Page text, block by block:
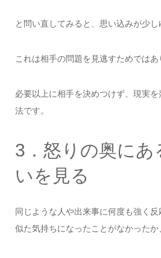
と問い直してみると、思い込みが少し
これは相手の問題を見逃すためではあ
必要以上に相手を決めつけず、現実
法です。
3．怒りの奥にあ
いを見る
同じような人や出来事に何度も強く
似た気持ちになったことがなかったか